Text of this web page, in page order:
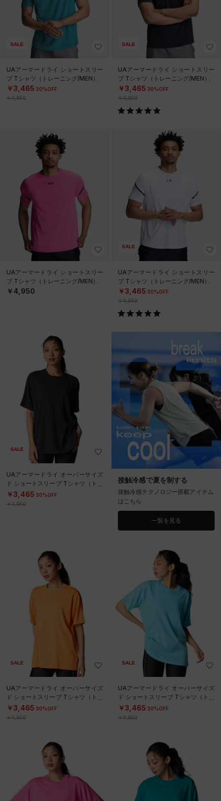
SALE
UAアーマードライ ショートスリー
ブ Tシャツ（トレーニング/MEN）
￥3,465 30%OFF
￥4,950
SALE
UAアーマードライ ショートスリー
ブ Tシャツ（トレーニング/MEN）
￥3,465 30%OFF
￥4,950
UAアーマードライ ショートスリー
ブ Tシャツ（トレーニング/MEN）
￥4,950
SALE
UAアーマードライ ショートスリー
ブ Tシャツ（トレーニング/MEN）
￥3,465 30%OFF
￥4,950
SALE
UAアーマードライ オーバーサイズ
ド ショートスリーブ Tシャツ（トレ
ーニング/WOMEN）
￥3,465 30%OFF
￥4,950
接触冷感で夏を制する
接触冷感テクノロジー搭載アイテム
はこちら
一覧を見る
SALE
UAアーマードライ オーバーサイズ
ド ショートスリーブ Tシャツ（トレ
ーニング/WOMEN）
￥3,465 30%OFF
￥4,950
SALE
UAアーマードライ オーバーサイズ
ド ショートスリーブ Tシャツ（トレ
ーニング/WOMEN）
￥3,465 30%OFF
￥4,950